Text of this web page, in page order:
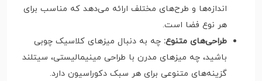
اندازه‌ها و طرح‌های مختلف ارائه می‌دهد که مناسب برای
هر نوع فضا است.
طراحی‌های متنوع: چه به دنبال میزهای کلاسیک چوبی
باشید، چه میزهای مدرن با طراحی مینیمالیستی، سیتلند
گزینه‌های متنوعی برای هر سبک دکوراسیون دارد.